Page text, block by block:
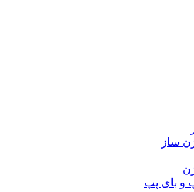
ساز
بای پپ